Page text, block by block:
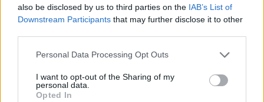
also be disclosed by us to third parties on the IAB’s List of
Downstream Participants that may further disclose it to other
Please note that this website/app uses one or more Google
not limited to your visit or usage behaviour. You may click to
grant or deny consent to Google and its third-party tags to
Personal Data Processing Opt Outs
I want to opt-out of the Sharing of my
personal data.
Opted In
tagja, de már elég régóta velük dolgozol.
Hogyan ismerkedtél meg a csapattal?
Mint társulat, ismertem